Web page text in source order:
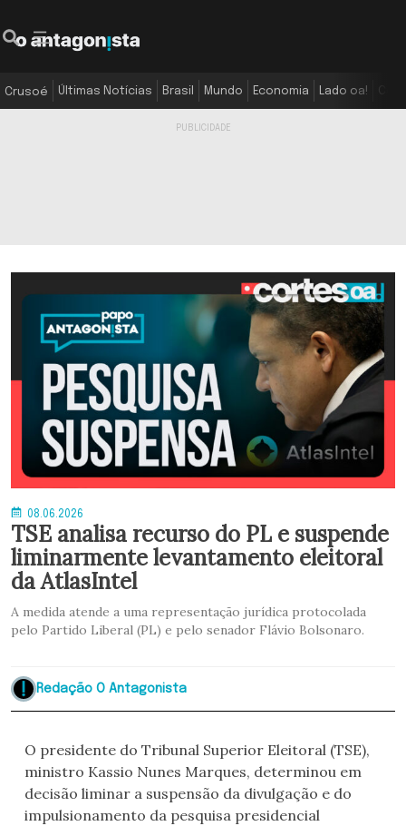
Crusoé Últimas Notícias Brasil Mundo Economia Lado oa!
08.06.2026
TSE analisa recurso do PL e suspende
liminarmente levantamento eleitoral
da AtlasIntel
A medida atende a uma representação jurídica protocolada
pelo Partido Liberal (PL) e pelo senador Flávio Bolsonaro.
Redação O Antagonista
O presidente do Tribunal Superior Eleitoral (TSE),
ministro Kassio Nunes Marques, determinou em
decisão liminar a suspensão da divulgação e do
impulsionamento da pesquisa presidencial